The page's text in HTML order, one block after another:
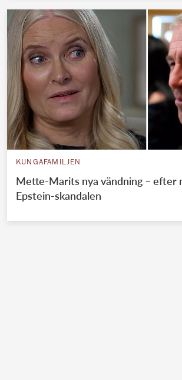
KUNGAFAMILJEN
Mette-Marits nya vändning – efter
Epstein-skandalen